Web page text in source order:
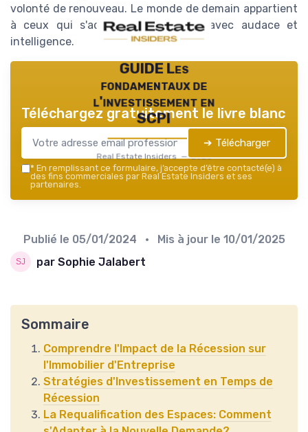
volonté de renouveau. Le monde de demain appartient
à ceux qui s'adaptent aujourd'hui avec audace et
intelligence.
GUIDE Les
fondamentaux de
l'investissement en
SCPI
Real Estate Insiders — 2026
Téléchargez gratuitement le livre blanc
➔ Télécharger
* En remplissant ce formulaire, j’accepte d’être contacté(e) à
des fins commerciales par Real Estate Insiders et ses
partenaires.
Publié le 05/01/2024 • Mis à jour le 10/01/2025
par Sophie Jalabert
Sommaire
Comprendre l'Impact de la Récession sur
l'Immobilier d'Entreprise
Stratégies d'Investissement en Temps de
Récession
La Requalification des Espaces: Comment